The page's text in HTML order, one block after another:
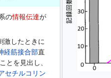
の情報伝達が
激したときに
経筋接合部直
とを見出し、
セチルコリン